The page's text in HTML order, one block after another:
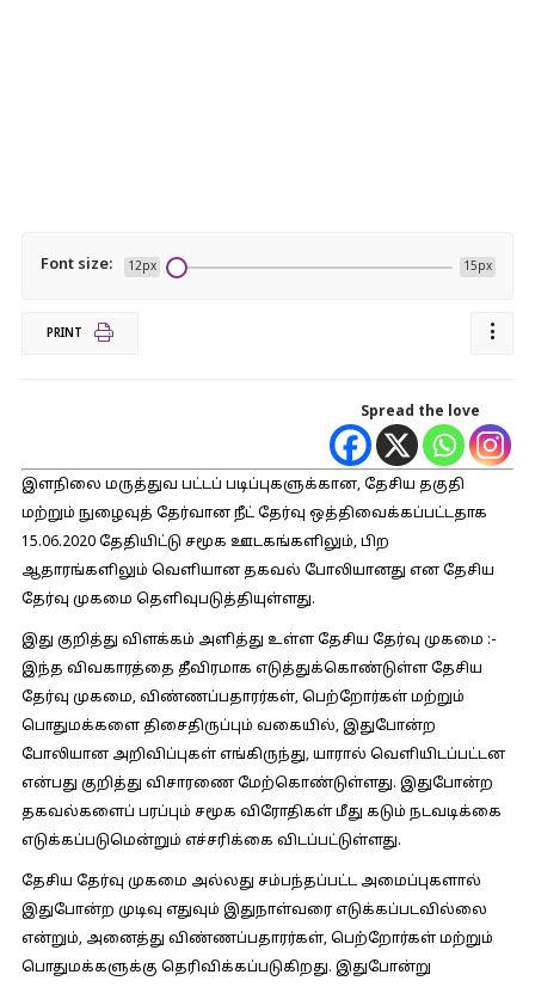
Font size: 12px 15px
PRINT
Spread the love
இளநிலை மருத்துவ பட்டப் படிப்புகளுக்கான, தேசிய தகுதி
மற்றும் நுழைவுத் தேர்வான நீட் தேர்வு ஒத்திவைக்கப்பட்டதாக
15.06.2020 தேதியிட்டு சமூக ஊடகங்களிலும், பிற
ஆதாரங்களிலும் வெளியான தகவல் போலியானது என தேசிய
தேர்வு முகமை தெளிவுபடுத்தியுள்ளது.
இது குறித்து விளக்கம் அளித்து உள்ள தேசிய தேர்வு முகமை :-
இந்த விவகாரத்தை தீவிரமாக எடுத்துக்கொண்டுள்ள தேசிய
தேர்வு முகமை, விண்ணப்பதாரர்கள், பெற்றோர்கள் மற்றும்
பொதுமக்களை திசைதிருப்பும் வகையில், இதுபோன்ற
போலியான அறிவிப்புகள் எங்கிருந்து, யாரால் வெளியிடப்பட்டன
என்பது குறித்து விசாரணை மேற்கொண்டுள்ளது. இதுபோன்ற
தகவல்களைப் பரப்பும் சமூக விரோதிகள் மீது கடும் நடவடிக்கை
எடுக்கப்படுமென்றும் எச்சரிக்கை விடப்பட்டுள்ளது.
தேசிய தேர்வு முகமை அல்லது சம்பந்தப்பட்ட அமைப்புகளால்
இதுபோன்ற முடிவு எதுவும் இதுநாள்வரை எடுக்கப்படவில்லை
என்றும், அனைத்து விண்ணப்பதாரர்கள், பெற்றோர்கள் மற்றும்
பொதுமக்களுக்கு தெரிவிக்கப்படுகிறது. இதுபோன்று